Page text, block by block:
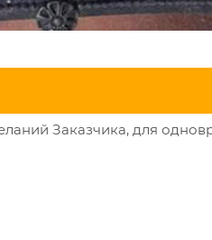
Заказчика, для